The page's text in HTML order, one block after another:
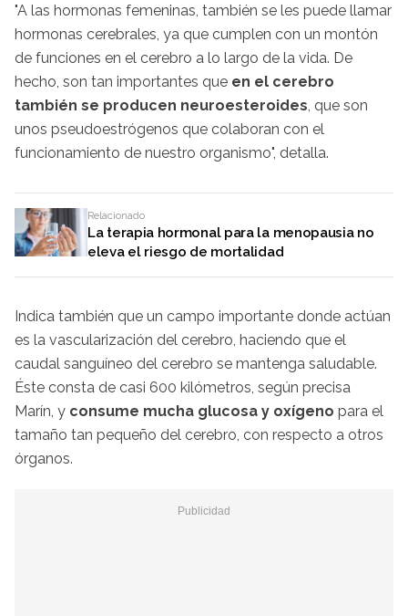
"A las hormonas femeninas, también se les puede llamar
hormonas cerebrales, ya que cumplen con un montón
de funciones en el cerebro a lo largo de la vida. De
hecho, son tan importantes que en el cerebro
también se producen neuroesteroides, que son
unos pseudoestrógenos que colaboran con el
funcionamiento de nuestro organismo", detalla.
Relacionado
La terapia hormonal para la menopausia no
eleva el riesgo de mortalidad
Indica también que un campo importante donde actúan
es la vascularización del cerebro, haciendo que el
caudal sanguíneo del cerebro se mantenga saludable.
Éste consta de casi 600 kilómetros, según precisa
Marín, y consume mucha glucosa y oxígeno para el
tamaño tan pequeño del cerebro, con respecto a otros
órganos.